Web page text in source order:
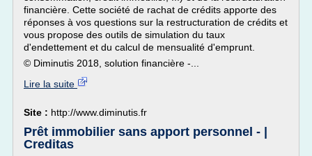
financière. Cette société de rachat de crédits apporte des
réponses à vos questions sur la restructuration de crédits et
vous propose des outils de simulation du taux
d'endettement et du calcul de mensualité d'emprunt.
© Diminutis 2018, solution financière -...
Lire la suite
Site : http://www.diminutis.fr
Prêt immobilier sans apport personnel - |
Creditas